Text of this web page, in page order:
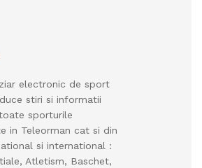
electronic de sport
stiri si informatii
sporturile
in Teleorman cat si din
si international :
Atletism, Baschet,